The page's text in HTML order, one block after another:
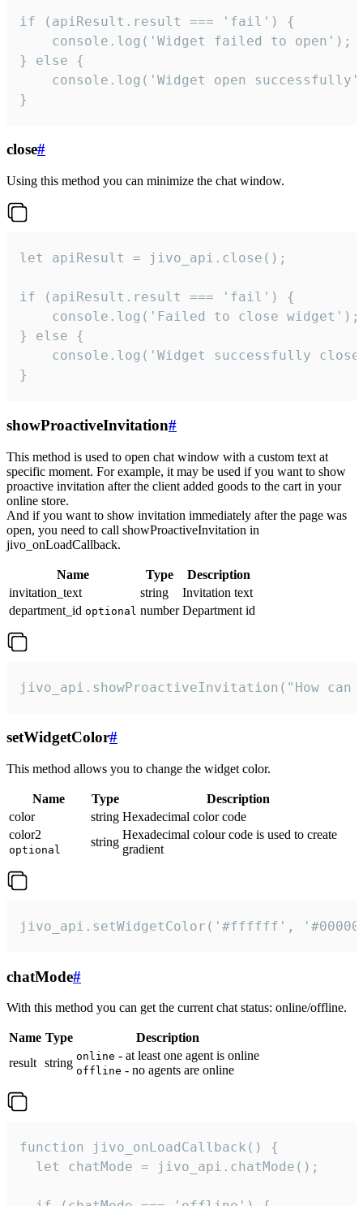
if (apiResult.result === 'fail') {
    console.log('Widget failed to open');
} else {
console.log('Widget open
}
close#
Using this method you can minimize the chat window.
let apiResult = jivo_api.close();
if (apiResult.result === 'fail') {
    console.log('Failed to close widget');
} else {
console.log('Widget successfully
}
showProactiveInvitation#
This method is used to open chat window with a custom text at
specific moment. For example, it may be used if you want to show
proactive invitation after the client added goods to the cart in your
online store.
And if you want to show invitation immediately after the page was
open, you need to call showProactiveInvitation in
jivo_onLoadCallback.
Name Type
Description
invitation_text
string
Invitation text
department_id optional number Department id
jivo_api.showProactiveInvitation("How
setWidgetColor#
This method allows you to change the widget color.
Name Type
Description
color
string Hexadecimal color code
color2
optional
string
Hexadecimal colour code is used to create
gradient
jivo_api.setWidgetColor('#ffffff',
chatMode#
With this method you can get the current chat status: online/offline.
Name Type
Description
result string online - at least one agent is online
offline - no agents are online
function jivo_onLoadCallback() {
  let chatMode = jivo_api.chatMode();